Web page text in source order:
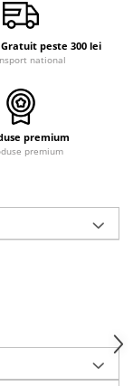
peste 300 lei
national
premium
premium